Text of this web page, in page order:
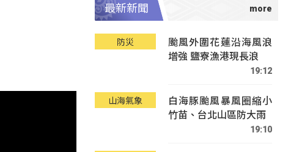
最新新聞
防災
颱風外圍花蓮沿海風浪
增強 鹽寮漁港現長浪
19:12
山海氣象
白海豚颱風暴風圈縮小
竹苗、台北山區防大雨
19:10